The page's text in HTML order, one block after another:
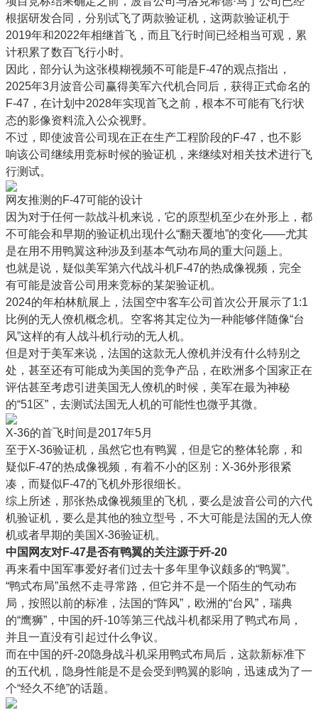
根据研发合同，分别试飞了两款验证机，这两款验证机于
2019年和2022年相继首飞，而且飞行时间已经相当可观，累
计积累了数百飞行小时。
因此，部分认为这张模糊视频不可能是F-47的观点指出，
2025年3月波音公司赢得美军六代机合同后，获得正式命名的
F-47，在计划中2028年实现首飞之前，根本不可能有飞行状
态的影像资料流入公众视野。
不过，即使波音公司现在正在生产工程阶段的F-47，也不影
响该公司继续用竞标时候的验证机，来继续对相关技术进行飞
行测试。
网友推测的F-47可能的设计
因为对于任何一款战斗机来说，它的原型机至少在外形上，都
不可能会和早期的验证机出现什么“翻天覆地”的变化——尤其
是在用不用鸭翼这种涉及到基本气动布局的重大问题上。
也就是说，疑似美军第六代战斗机F-47的热成像视频，完全
有可能是波音公司用来竞标的某架验证机。
2024的年柏林航展上，法国空中客车公司首次公开展示了1:1
比例的无人僚机概念机。空客将其定位为一种能够伴随像“台
风”这样的有人战斗机行动的无人机。
但是对于美军来说，法国的这款无人僚机并没有什么特别之
处，甚至还有可能成为美国的竞争产品，在欧洲多个国家正在
评估甚至考虑引进美国无人僚机的时候，美军在最为神秘
的“51区”，去测试法国无人机的可能性也微乎其微。
X-36的首飞时间是2017年5月
至于X-36验证机，虽然它也有鸭翼，但是它的整体轮廓，和
疑似F-47的热成像视频，有着不小的区别：X-36外形很紧
凑，而疑似F-47的飞机外形很细长。
综上所述，那张热成像视频里的飞机，要么是波音公司的六代
机验证机，要么是其他的独立型号，不大可能是法国的无人僚
机或者早期的美国X-36验证机。
中国网友对F-47是否有鸭翼的关注源于歼-20
再来看中国军事爱好者们过去十多年里争议颇多的“鸭翼”。
“鸭式布局”虽然不走寻常路，但它并不是一个陌生的气动布
局，按照以前的标准，法国的“阵风”，欧洲的“台风”，瑞典
的“鹰狮”，中国的歼-10等第三代战斗机都采用了鸭式布局，
并且一直没有引起过什么争议。
而在中国的歼-20隐身战斗机采用鸭式布局后，这款新标准下
的五代机，隐身性能是不是会受到鸭翼的影响，迅速成为了一
个“经久不绝”的话题。